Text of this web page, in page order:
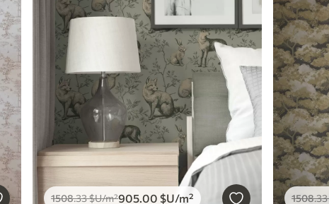
1508.33$U/m²905.00 $U/m² 1508.33